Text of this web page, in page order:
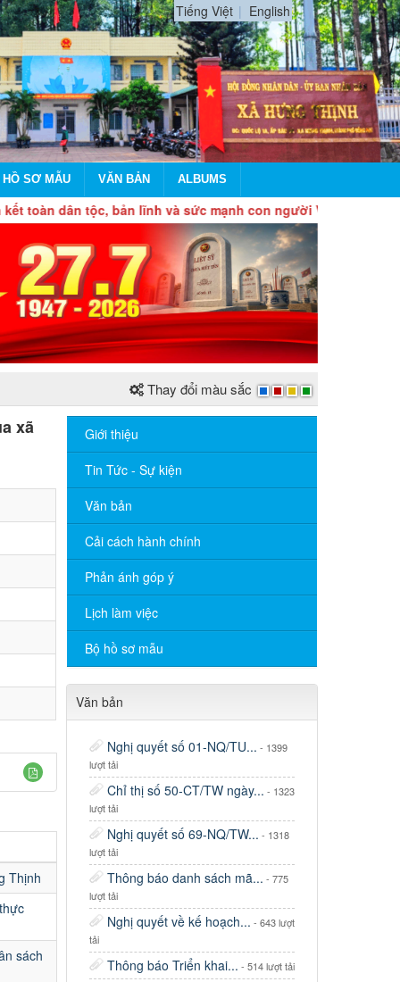
Tiếng Việt English
HỒ SƠ MẪU VĂN BẢN ALBUMS
dân tộc, bản lĩnh và sức mạnh con người Việt Nam, tự chủ, tự
Thay đổi màu sắc
xã
Thịnh
sách
Giới thiệu
Tin Tức - Sự kiện
Văn bản
Cải cách hành chính
Phản ánh góp ý
Lịch làm việc
Bộ hồ sơ mẫu
Văn bản
Nghị quyết số 01-NQ/TU... - 1399
lượt tải
Chỉ thị số 50-CT/TW ngày... - 1323
lượt tải
Nghị quyết số 69-NQ/TW... - 1318
lượt tải
Thông báo danh sách mã... - 775
lượt tải
Nghị quyết về kế hoạch... - 643 lượt
tải
Thông báo Triển khai... - 514 lượt tải